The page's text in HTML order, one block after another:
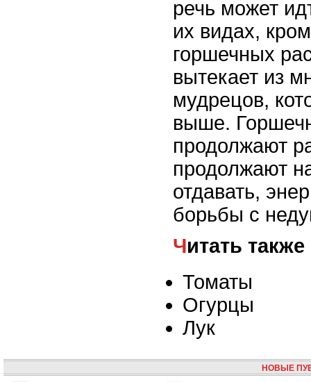
речь может
их видах,
горшечных
вытекает из
мудрецов,
выше.
продолжают
продолжают
отдавать,
борьбы с
Читать также
Томаты
Огурцы
Лук
НОВЫЕ